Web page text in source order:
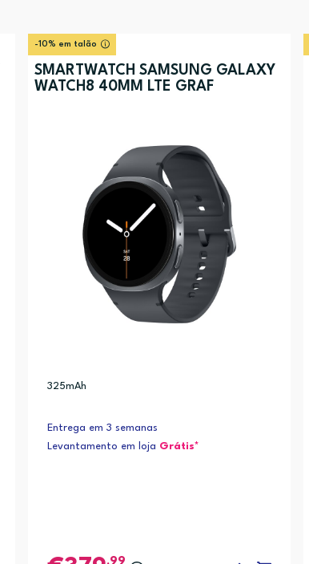
-10% em talão
SMARTWATCH SAMSUNG GALAXY
WATCH8 40MM LTE GRAF
325mAh
Entrega em 3 semanas
Levantamento em loja Grátis*